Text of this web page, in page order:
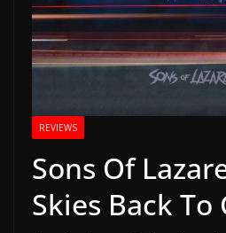
REVIEWS
Sons Of
Skies Back To